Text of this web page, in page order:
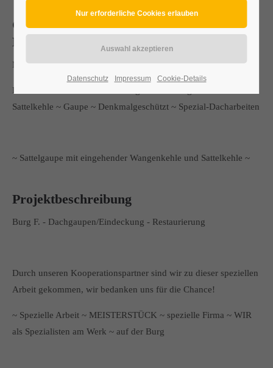
Gaupen-Restaurierung/Gaupen
Neueindeckung
Meister-Gaupe - Restaurierung von Dachgaupen auf der Burg
Kunstarbeit ~ Meisterstück ~ eingehende Wangenkehle ~
Sattelkehle ~ Gaupe ~ Denkmalgeschützt ~ Spezial-Dacharbeiten
~ Sattelgaupe mit eingehender Wangenkehle und Sattelkehle ~
Projektbeschreibung
Burg F. - Dachgaupen/Eindeckung - Restaurierung
Durch unseren Kooperationspartner sind wir zu dieser speziellen
Arbeit gekommen, wir bedanken uns für die Chance!
~ Spezielle Arbeit ~ MEISTERSTÜCK ~ spezielle Firma ~ WIR
als Spezialisten am Werk ~ auf der Burg
Datenschutz Impressum Cookie-Details